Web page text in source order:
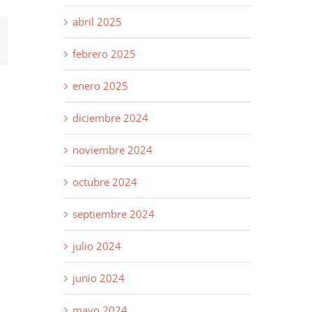
abril 2025
febrero 2025
enero 2025
diciembre 2024
noviembre 2024
octubre 2024
septiembre 2024
julio 2024
junio 2024